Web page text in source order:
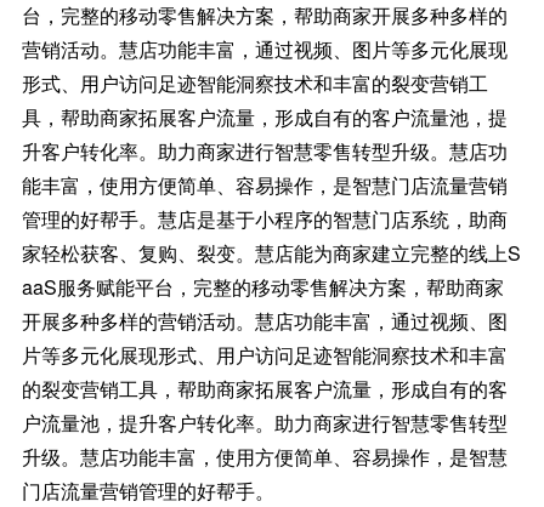
台，完整的移动零售解决方案，帮助商家开展多种多样的
营销活动。慧店功能丰富，通过视频、图片等多元化展现
形式、用户访问足迹智能洞察技术和丰富的裂变营销工
具，帮助商家拓展客户流量，形成自有的客户流量池，提
升客户转化率。助力商家进行智慧零售转型升级。慧店功
能丰富，使用方便简单、容易操作，是智慧门店流量营销
管理的好帮手。慧店是基于小程序的智慧门店系统，助商
家轻松获客、复购、裂变。慧店能为商家建立完整的线上S
aaS服务赋能平台，完整的移动零售解决方案，帮助商家
开展多种多样的营销活动。慧店功能丰富，通过视频、图
片等多元化展现形式、用户访问足迹智能洞察技术和丰富
的裂变营销工具，帮助商家拓展客户流量，形成自有的客
户流量池，提升客户转化率。助力商家进行智慧零售转型
升级。慧店功能丰富，使用方便简单、容易操作，是智慧
门店流量营销管理的好帮手。